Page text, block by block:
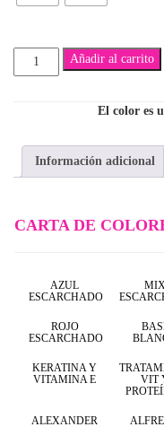
Arturo
cantidad
Añadir al carrito
El color es
Información adicional
CARTA DE
AZUL
ESCARCHADO
MIX
ROJO
ESCARCHADO
KERATINA Y
VITAMINA E
VIT
ALEXANDER